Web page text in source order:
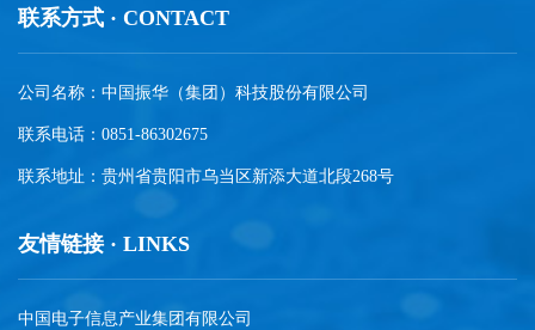
联系方式 · CONTACT
公司名称：中国振华（集团）科技股份有限公司
联系电话：0851-86302675
联系地址：贵州省贵阳市乌当区新添大道北段268号
友情链接 · LINKS
中国电子信息产业集团有限公司